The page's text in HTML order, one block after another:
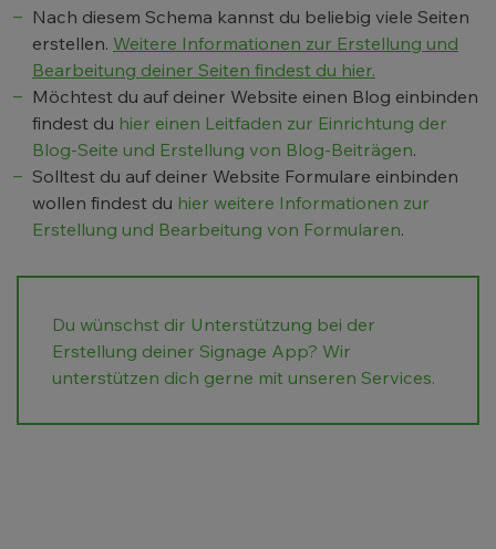
Nach diesem Schema kannst du beliebig viele Seiten
erstellen. Weitere Informationen zur Erstellung und
Bearbeitung deiner Seiten findest du hier.
Möchtest du auf deiner Website einen Blog einbinden
findest du hier einen Leitfaden zur Einrichtung der
Blog-Seite und Erstellung von Blog-Beiträgen.
Solltest du auf deiner Website Formulare einbinden
wollen findest du hier weitere Informationen zur
Erstellung und Bearbeitung von Formularen.
Du wünschst dir Unterstützung bei der
Erstellung deiner Signage App? Wir
unterstützen dich gerne mit unseren Services.